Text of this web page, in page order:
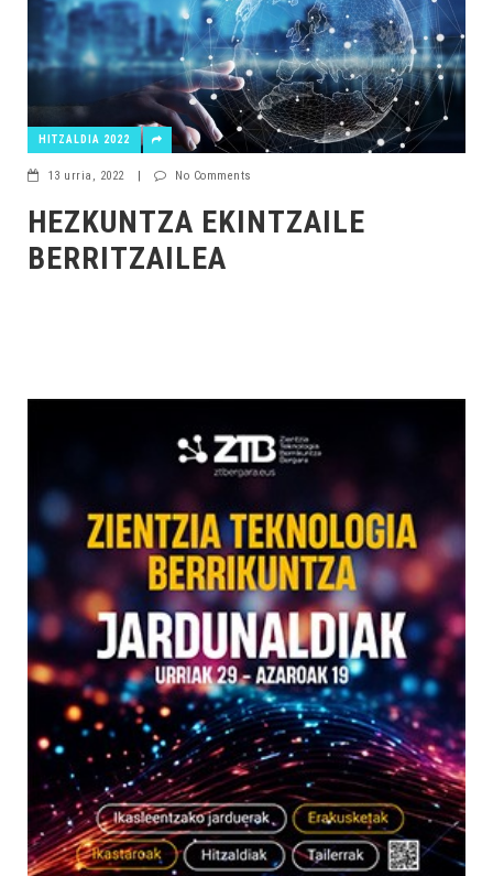
HITZALDIA 2022
13 urria, 2022 | No Comments
HEZKUNTZA EKINTZAILE
BERRITZAILEA